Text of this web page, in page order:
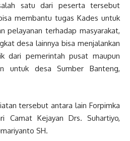
satu dari peserta tersebut
membantu tugas Kades untuk
pelayanan terhadap masyarakat,
desa lainnya bisa menjalankan
dari pemerintah pusat maupun
untuk desa Sumber Banteng,
tersebut antara lain Forpimka
Camat Kejayan Drs. Suhartiyo,
SH.